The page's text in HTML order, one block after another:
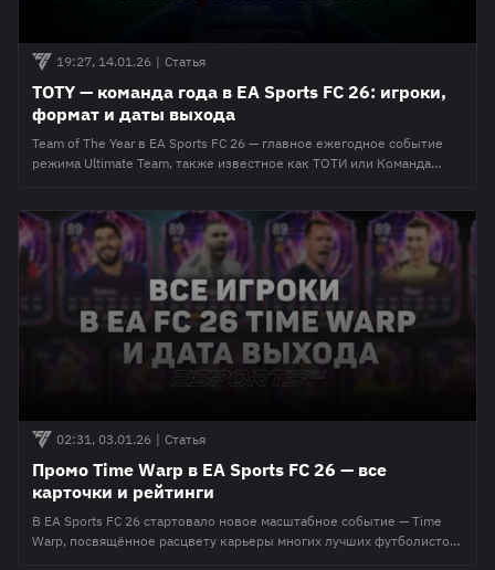
19:27, 14.01.26 | Статья
TOTY — команда года в EA Sports FC 26: игроки,
формат и даты выхода
Team of The Year в EA Sports FC 26 — главное ежегодное событие
режима Ultimate Team, также известное как ТОТИ или Команда
характеристиками. Промо TOTY FC 26 традиционно считается
самым ценным событием года в ФИФА 26, так как именно
02:31, 03.01.26 | Статья
Промо Time Warp в EA Sports FC 26 — все
карточки и рейтинги
В EA Sports FC 26 стартовало новое масштабное событие — Time
Warp, посвящённое расцвету карьеры многих лучших футболистов.